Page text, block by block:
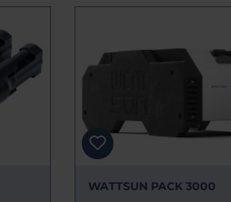
WATTSUN PACK 3000